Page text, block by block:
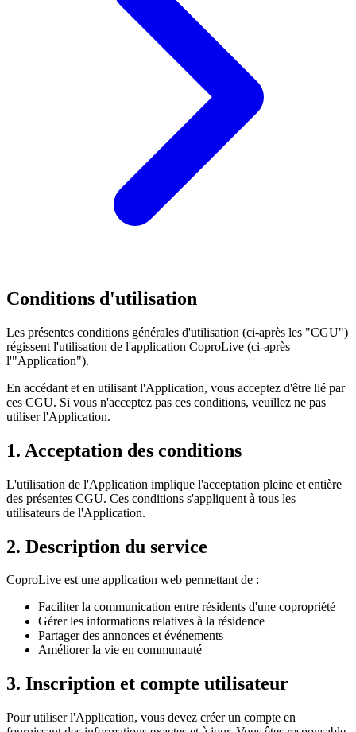
Conditions d'utilisation
Les présentes conditions générales d'utilisation (ci-après les "CGU")
régissent l'utilisation de l'application CoproLive (ci-après
l'"Application").
En accédant et en utilisant l'Application, vous acceptez d'être lié par
ces CGU. Si vous n'acceptez pas ces conditions, veuillez ne pas
utiliser l'Application.
1. Acceptation des conditions
L'utilisation de l'Application implique l'acceptation pleine et entière
des présentes CGU. Ces conditions s'appliquent à tous les
utilisateurs de l'Application.
2. Description du service
CoproLive est une application web permettant de :
Faciliter la communication entre résidents d'une copropriété
Gérer les informations relatives à la résidence
Partager des annonces et événements
Améliorer la vie en communauté
3. Inscription et compte utilisateur
Pour utiliser l'Application, vous devez créer un compte en